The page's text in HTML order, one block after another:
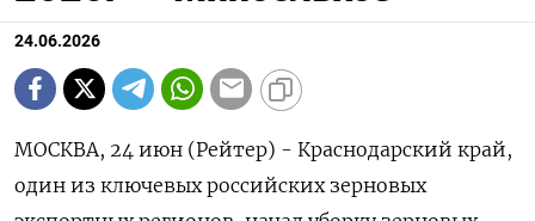
24.06.2026
МОСКВА, 24 июн (Рейтер) - Краснодарский край,
один из ключевых российских зерновых